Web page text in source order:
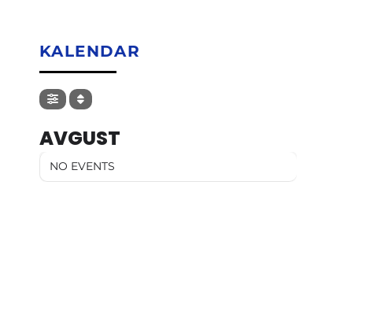
KALENDAR
AVGUST
NO EVENTS